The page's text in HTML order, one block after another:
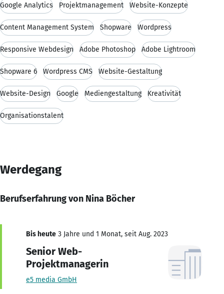
Google Analytics Projektmanagement Website-Konzepte
Content Management System Shopware Wordpress
Responsive Webdesign Adobe Photoshop Adobe Lightroom
Shopware 6 Wordpress CMS Website-Gestaltung
Website-Design Google Mediengestaltung Kreativität
Organisationstalent
Werdegang
Berufserfahrung von Nina Böcher
Bis heute 3 Jahre und 1 Monat, seit Aug. 2023
Senior Web-
Projektmanagerin
e5 media GmbH